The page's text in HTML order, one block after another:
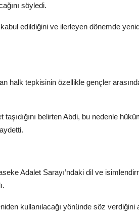
söyledi.
edildiğini ve ilerleyen dönemde
halk tepkisinin özellikle gençler
belirten Abdi, bu nedenle
Adalet Sarayı’ndaki dil ve
kullanılacağı yönünde söz